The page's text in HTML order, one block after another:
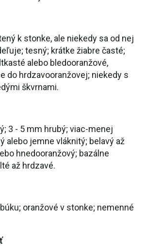
k stonke, ale niekedy sa od nej
tesný; krátke žiabre časté;
alebo bledooranžové,
do hrdzavooranžovej; niekedy s
škvrnami.
3 - 5 mm hrubý; viac-menej
alebo jemne vláknitý; belavý až
hnedooranžový; bazálne
až hrdzavé.
oranžové v stonke; nemenné